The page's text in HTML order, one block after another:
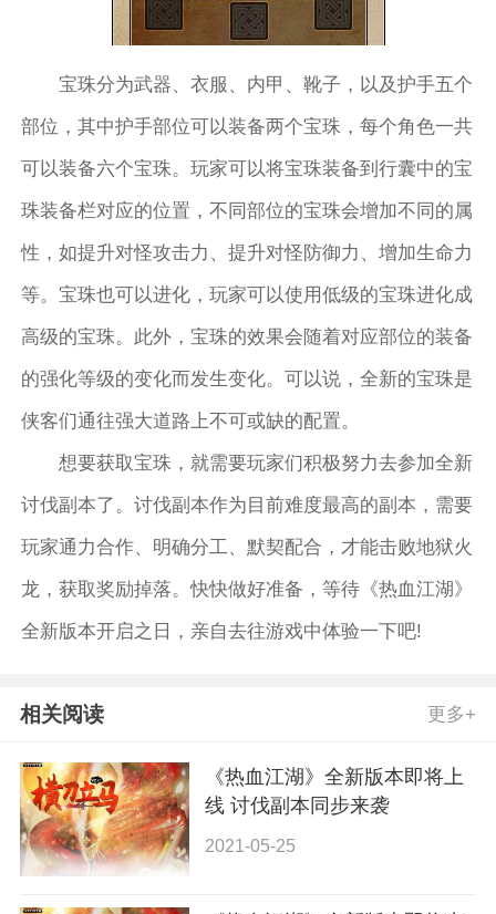
宝珠分为武器、衣服、内甲、靴子，以及护手五个
部位，其中护手部位可以装备两个宝珠，每个角色一共
可以装备六个宝珠。玩家可以将宝珠装备到行囊中的宝
珠装备栏对应的位置，不同部位的宝珠会增加不同的属
性，如提升对怪攻击力、提升对怪防御力、增加生命力
等。宝珠也可以进化，玩家可以使用低级的宝珠进化成
高级的宝珠。此外，宝珠的效果会随着对应部位的装备
的强化等级的变化而发生变化。可以说，全新的宝珠是
侠客们通往强大道路上不可或缺的配置。
想要获取宝珠，就需要玩家们积极努力去参加全新
讨伐副本了。讨伐副本作为目前难度最高的副本，需要
玩家通力合作、明确分工、默契配合，才能击败地狱火
龙，获取奖励掉落。快快做好准备，等待《热血江湖》
全新版本开启之日，亲自去往游戏中体验一下吧!
相关阅读 更多+
《热血江湖》全新版本即将上
线 讨伐副本同步来袭
2021-05-25